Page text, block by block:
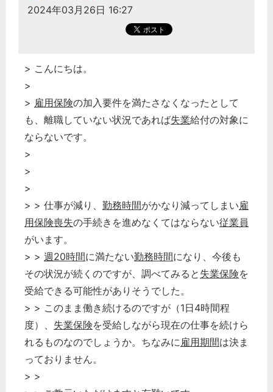
2024年03月26日 16:27
> こんにちは。
>
> 雇用保険の加入要件を満たさなくなったとして
も、離職していない状況であれば失業給付の対象に
ならないです。
>
>
>
> > 仕事が減り、 勤務時間がかなり減ってしまい雇
用保険喪失の手続きを進めなくてはならない従業員
がいます。
> > 週20時間に満たない勤務時間になり、今後も
その状況が続くのですが、調べてみると 失業保険を
受給できる可能性がありそうでした。
> > このまま働き続けるのですが（1日4時間程
度）、 失業保険を受給しながら現在の仕事を続けら
れるものなのでしょうか。ちなみに雇用期間は決ま
っておりません。
> >